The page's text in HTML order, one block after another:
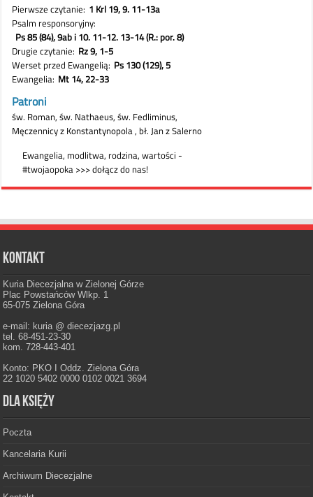
Kontakt
Kuria Diecezjalna w Zielonej Górze
Plac Powstańców Wlkp. 1
65-075 Zielona Góra
e-mail: kuria @ diecezjazg.pl
tel. 68-451-23-30
kom. 728-443-401
Konto: PKO I Oddz. Zielona Góra
22 1020 5402 0000 0102 0021 3694
Dla księży
Poczta
Kancelaria Kurii
Archiwum Diecezjalne